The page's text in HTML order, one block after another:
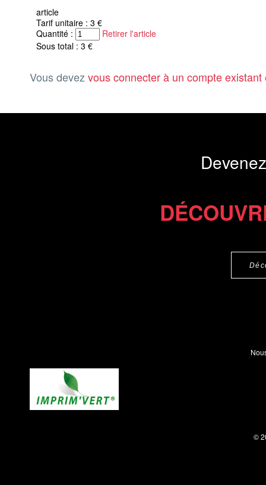
article
Tarif unitaire : 3 €
Quantité :
Retirer l'article
Sous total : 3 €
Vous devez vous connecter à un compte existant
©